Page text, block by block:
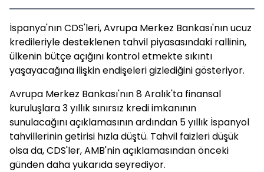
İspanya'nın CDS'leri, Avrupa Merkez Bankası'nın ucuz
kredileriyle desteklenen tahvil piyasasındaki rallinin,
ülkenin bütçe açığını kontrol etmekte sıkıntı
yaşayacağına ilişkin endişeleri gizlediğini gösteriyor.
Avrupa Merkez Bankası'nın 8 Aralık'ta finansal
kuruluşlara 3 yıllık sınırsız kredi imkanının
sunulacağını açıklamasının ardından 5 yıllık İspanyol
tahvillerinin getirisi hızla düştü. Tahvil faizleri düşük
olsa da, CDS'ler, AMB'nin açıklamasından önceki
günden daha yukarıda seyrediyor.